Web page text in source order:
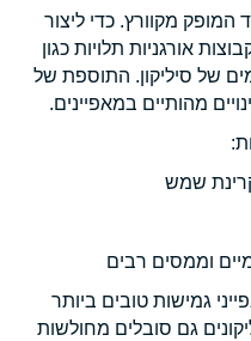
המופק מקוורץ. כדי ליצור
אורגניות תלויות כגון
של סיליקון. התוספת של
מהותיים במאפיינים.
שמש
וממסים רבים
גמישות טובים ביותר
גם סובלים מחולשות